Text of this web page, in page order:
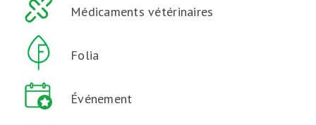
Médicaments vétérinaires
Folia
Événement